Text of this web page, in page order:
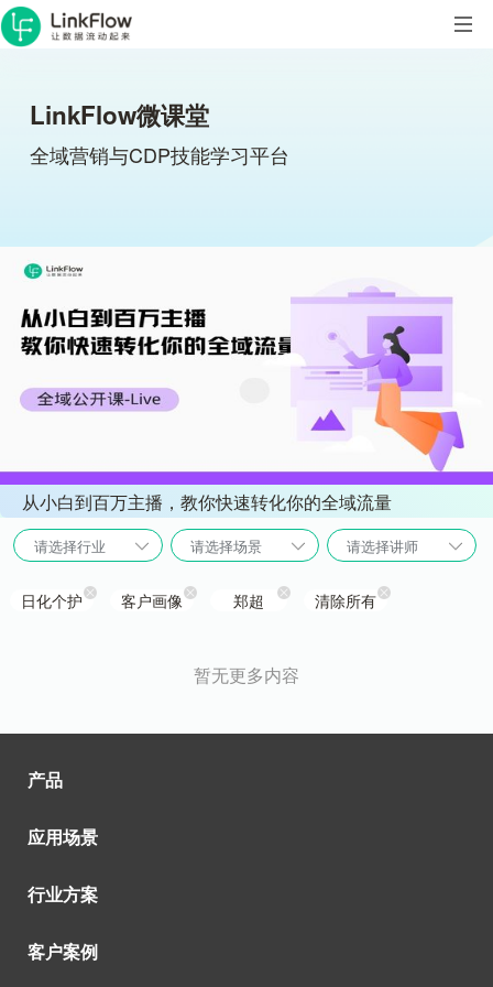
LinkFlow微课堂
全域营销与CDP技能学习平台
从小白到百万主播，教你快速转化你的全域流量
请选择行业 请选择场景 请选择讲师
日化个护 客户画像 郑超 清除所有
暂无更多内容
产品
应用场景
行业方案
客户案例